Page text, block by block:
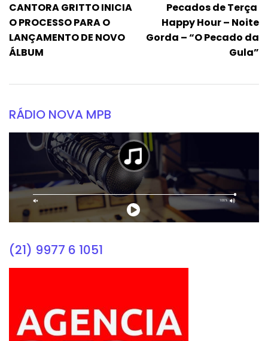
CANTORA GRITTO INICIA
O PROCESSO PARA O
LANÇAMENTO DE NOVO
ÁLBUM
Pecados de Terça
Happy Hour – Noite
Gorda – “O Pecado da
Gula”
RÁDIO NOVA MPB
(21) 9977 6 1051